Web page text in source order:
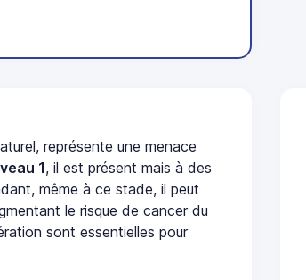
représente une menace
1, il est présent mais à des
même à ce stade, il peut
le risque de cancer du
sont essentielles pour